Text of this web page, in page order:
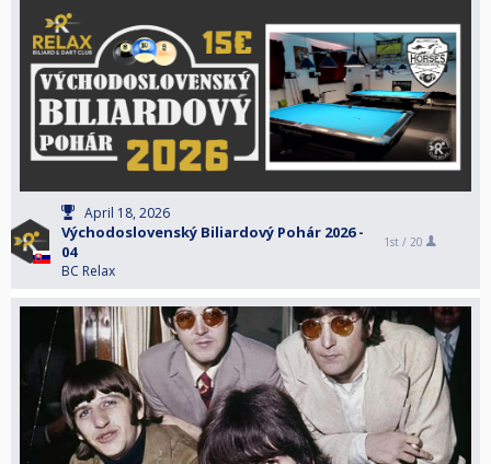
April 18, 2026
Východoslovenský Biliardový Pohár 2026 -
04
BC Relax
1st / 20